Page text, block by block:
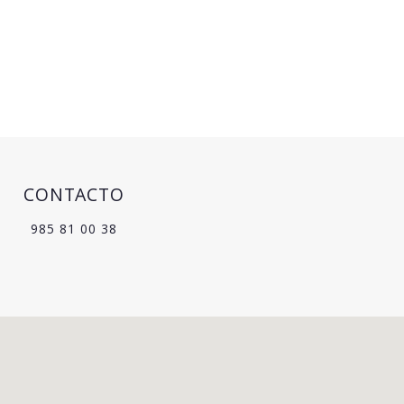
CONTACTO
985 81 00 38